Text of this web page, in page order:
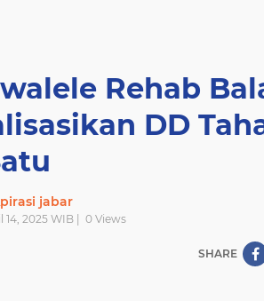
Rehab
DD
jabar
2025 WIB | 0Views
SHARE